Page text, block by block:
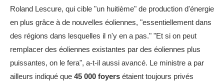
Roland Lescure, qui cible "un huitième" de production d'énergie
en plus grâce à de nouvelles éoliennes, "essentiellement dans
des régions dans lesquelles il n'y en a pas." "Et si on peut
remplacer des éoliennes existantes par des éoliennes plus
puissantes, on le fera", a-t-il aussi avancé. Le ministre a par
ailleurs indiqué que 45 000 foyers étaient toujours privés